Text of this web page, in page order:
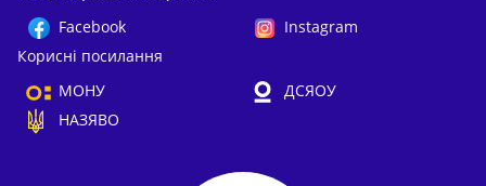
Facebook
Instagram
Корисні посилання
МОНУ
ДСЯОУ
НАЗЯВО